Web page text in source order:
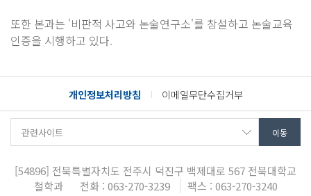
또한 본과는 '비판적 사고와 논술연구소'를 창설하고 논술교육
인증을 시행하고 있다.
개인정보처리방침 이메일무단수집거부
[54896] 전북특별자치도 전주시 덕진구 백제대로 567 전북대학교
철학과
전화 : 063-270-3239 팩스 : 063-270-3240